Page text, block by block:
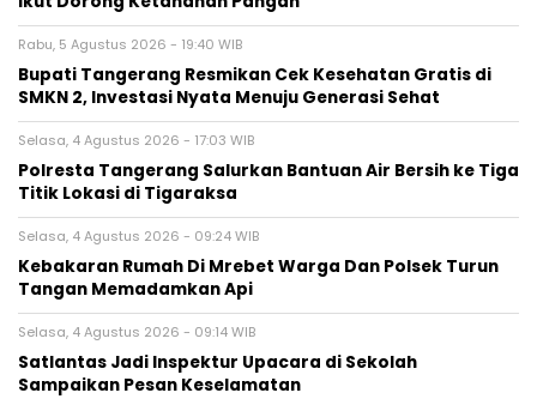
Rabu, 5 Agustus 2026 - 19:40 WIB
‎Bupati Tangerang Resmikan Cek Kesehatan Gratis di
SMKN 2, Investasi Nyata Menuju Generasi Sehat
Selasa, 4 Agustus 2026 - 17:03 WIB
Polresta Tangerang Salurkan Bantuan Air Bersih ke Tiga
Titik Lokasi di Tigaraksa
Selasa, 4 Agustus 2026 - 09:24 WIB
Kebakaran Rumah Di Mrebet Warga Dan Polsek Turun
Tangan Memadamkan Api
Selasa, 4 Agustus 2026 - 09:14 WIB
Satlantas Jadi Inspektur Upacara di Sekolah
Sampaikan Pesan Keselamatan